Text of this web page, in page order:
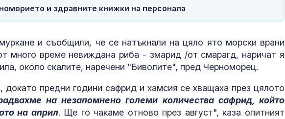
и здравните книжки на персонала
и съобщили, че се натъкнали на цяло ято морски врани
много време невиждана риба - змарид /от смарагд, наричат я
около скалите, наречени "Биволите", пред Черноморец.
предни години сафрид и хамсия се хващаха през цялото
на незапомнено големи количества сафрид, който
на април. Ще го чакаме отново през август", каза опитният
руската логистика